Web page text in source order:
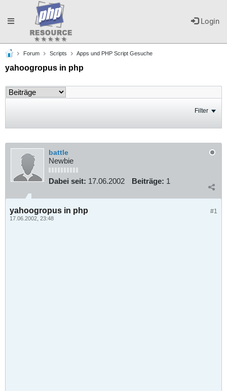
Login
Toggle
navigation
Forum Scripts Apps und PHP Script Gesuche
yahoogropus in php
Filter
battle
Newbie
Dabei seit: 17.06.2002 Beiträge: 1
#1
yahoogropus in php
17.06.2002, 23:48